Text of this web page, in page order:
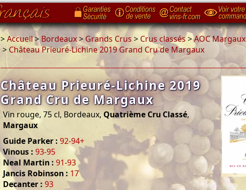
>Accueil>Bordeaux> Grands Crus > Crus classés>AOC Margaux
> Château Prieuré-Lichine 2019 Grand Cru de Margaux
Château Prieuré-Lichine 2019
Grand Cru de Margaux
Vin rouge, 75 cl, Bordeaux, Quatrième Cru Classé,
Margaux
Guide Parker : 92-94+
Vinous : 93-95
Neal Martin : 91-93
Jancis Robinson : 17
Decanter : 93